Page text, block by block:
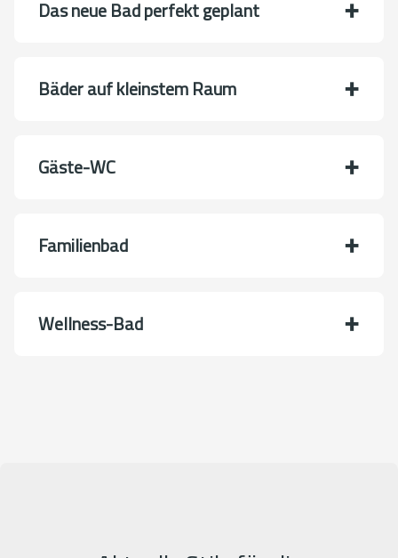
Das neue Bad perfekt geplant
Bäder auf kleinstem Raum
Gäste-WC
Familienbad
Wellness-Bad